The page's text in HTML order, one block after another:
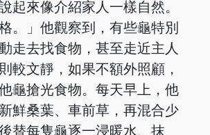
起來像介紹家人一樣自然。
。」他觀察到，有些龜特別
走去找食物，甚至走近主人
較文靜，如果不額外照顧，
龜搶光食物。每天早上，他
鮮桑葉、車前草，再混合少
替每隻龜逐一浸暖水、抹